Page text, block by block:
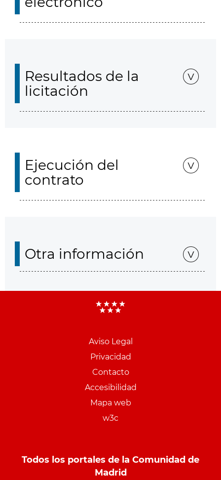
Resultados de la
licitación
Ejecución del
contrato
Otra información
Aviso Legal
Privacidad
Contacto
Accesibilidad
Mapa web
w3c
Todos los portales de la Comunidad de
Madrid